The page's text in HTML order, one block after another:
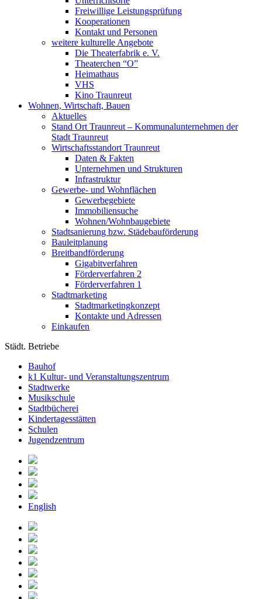
Freiwillige Leistungsprüfung
Kooperationen
Kontakt und Personen
weitere kulturelle Angebote
Die Theaterfabrik e. V.
Theaterchen “O”
Heimathaus
VHS
Kino Traunreut
Wohnen, Wirtschaft, Bauen
Aktuelles
Stand Ort Traunreut – Kommunalunternehmen der
Stadt Traunreut
Wirtschaftsstandort Traunreut
Daten & Fakten
Unternehmen und Strukturen
Infrastruktur
Gewerbe- und Wohnflächen
Gewerbegebiete
Immobiliensuche
Wohnen/Wohnbaugebiete
Stadtsanierung bzw. Städebauförderung
Bauleitplanung
Breitbandförderung
Gigabitverfahren
Förderverfahren 2
Förderverfahren 1
Stadtmarketing
Stadtmarketingkonzept
Kontakte und Adressen
Einkaufen
Städt. Betriebe
Bauhof
k1 Kultur- und Veranstaltungszentrum
Stadtwerke
Musikschule
Stadtbücherei
Kindertagesstätten
Schulen
Jugendzentrum
English